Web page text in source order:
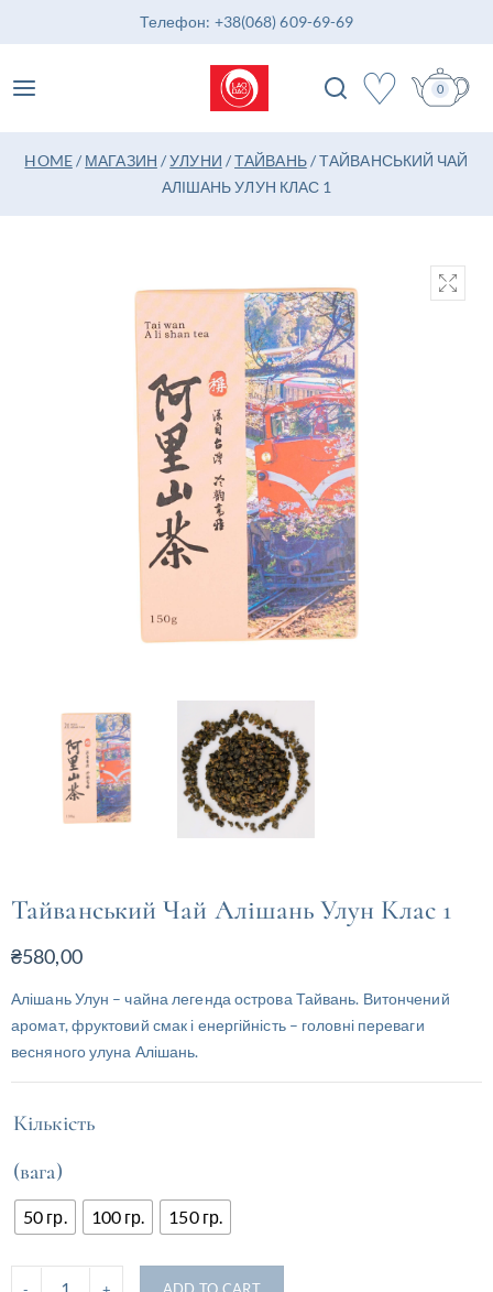
Телефон: +38(068) 609-69-69
♡ 0
HOME/ МАГАЗИН /УЛУНИ /ТАЙВАНЬ/ТАЙВАНСЬКИЙ ЧАЙ
АЛІШАНЬ УЛУН КЛАС 1
Тайванський Чай Алішань Улун Клас 1
₴580,00
Алішань Улун – чайна легенда острова Тайвань. Витончений
аромат, фруктовий смак і енергійність – головні переваги
весняного улуна Алішань.
Кількість
(вага)
50 гр. 100 гр. 150 гр.